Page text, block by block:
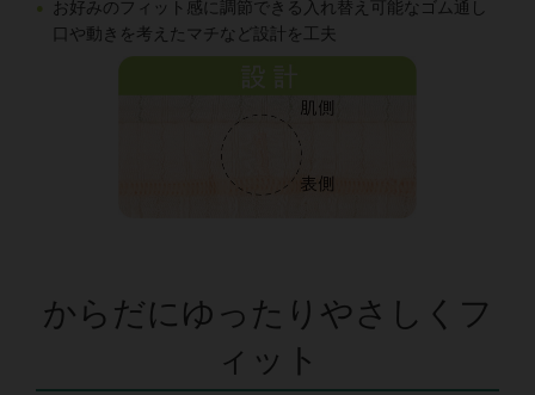
お好みのフィット感に調節できる入れ替え可能なゴム通し
口や動きを考えたマチなど設計を工夫
からだにゆったりやさしくフ
ィット